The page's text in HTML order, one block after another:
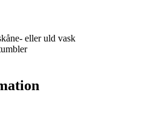
eller uld vask